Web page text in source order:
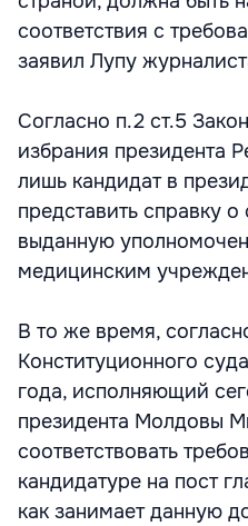
соответствия с
заявил Лупу
Согласно п.2 ст.5
избрания президента
лишь кандидат в
представить справку
выданную
медицинским
В то же время,
Конституционного
года, исполняющий
президента Молдовы
соответствовать
кандидатуре на пост
как занимает данную